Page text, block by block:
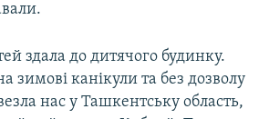
здала до дитячого будинку.
зимові канікули та без дозволу
нас у Ташкентську область,